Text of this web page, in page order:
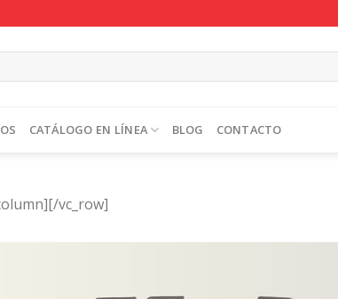
CATÁLOGO EN LÍNEA BLOG CONTACTO
vc_row]